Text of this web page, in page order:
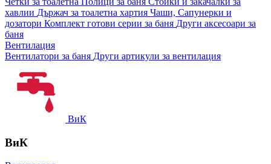
хавлии Държач за тоалетна хартия Чаши, Сапунерки и
дозатори Комплект готови серии за баня Други аксесоари за
баня
Вентилация
Вентилатори за баня Други артикули за вентилация
ВиК
ВиК